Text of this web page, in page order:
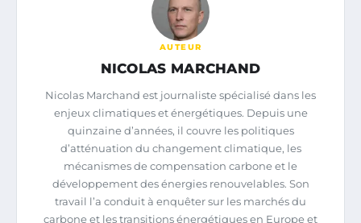
AUTEUR
NICOLAS MARCHAND
Nicolas Marchand est journaliste spécialisé dans les
enjeux climatiques et énergétiques. Depuis une
quinzaine d’années, il couvre les politiques
d’atténuation du changement climatique, les
mécanismes de compensation carbone et le
développement des énergies renouvelables. Son
travail l’a conduit à enquêter sur les marchés du
carbone et les transitions énergétiques en Europe et